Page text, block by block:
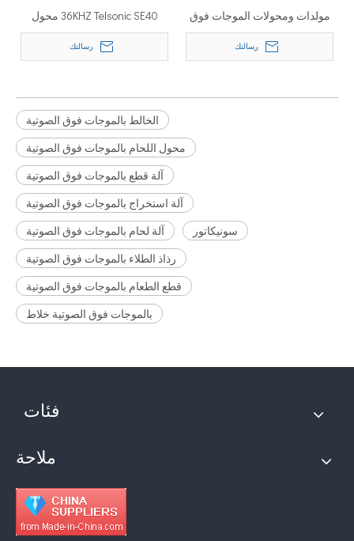
مولدات ومحولات الموجات فوق
الصوتية Telsonic 1 SG-25-500 2
Off Pneumatic Converter 500W
رسالتك
36KHZ Telsonic SE40 محول
لحام لآلة قطع النسيج بالموجات
فوق الصوتية وختم
رسالتك
الخالط بالموجات فوق الصوتية
محول اللحام بالموجات فوق الصوتية
آلة قطع بالموجات فوق الصوتية
آلة استخراج بالموجات فوق الصوتية
آلة لحام بالموجات فوق الصوتية
سونيكاتور
رذاذ الطلاء بالموجات فوق الصوتية
قطع الطعام بالموجات فوق الصوتية
بالموجات فوق الصوتية خلاط
فئات
ملاحة